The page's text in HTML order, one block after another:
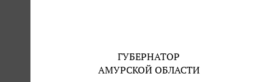
ГУБЕРНАТОР
АМУРСКОЙ ОБЛАСТИ